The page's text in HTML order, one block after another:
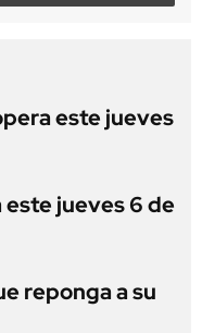
este jueves
este jueves 6 de
reponga a su